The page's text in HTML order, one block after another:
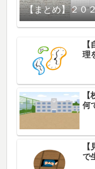
【まとめ】２０
理
何
で